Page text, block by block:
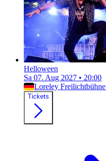
Helloween
Sa 07. Aug 2027 • 20:00
Loreley Freilichtbühne
Tickets